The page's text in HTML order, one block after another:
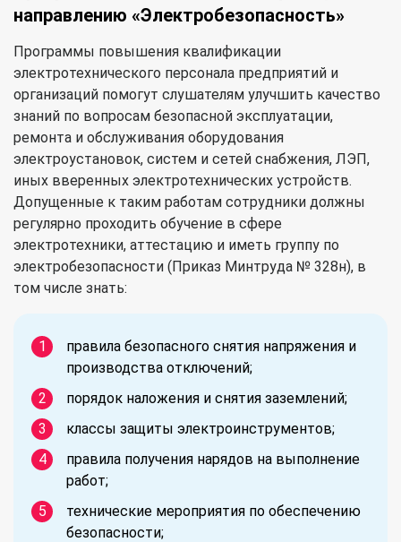
направлению «Электробезопасность»
Программы повышения квалификации
электротехнического персонала предприятий и
организаций помогут слушателям улучшить качество
знаний по вопросам безопасной эксплуатации,
ремонта и обслуживания оборудования
электроустановок, систем и сетей снабжения, ЛЭП,
иных вверенных электротехнических устройств.
Допущенные к таким работам сотрудники должны
регулярно проходить обучение в сфере
электротехники, аттестацию и иметь группу по
электробезопасности (Приказ Минтруда № 328н), в
том числе знать:
правила безопасного снятия напряжения и
производства отключений;
порядок наложения и снятия заземлений;
классы защиты электроинструментов;
правила получения нарядов на выполнение
работ;
технические мероприятия по обеспечению
безопасности;